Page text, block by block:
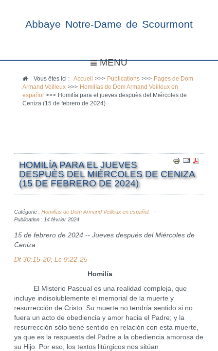
Abbaye Notre-Dame de Scourmont
MENU
Vous êtes ici :Accueil >>> Publications >>> Pages de Dom
Armand Veilleux >>> Homilías de Dom Armand Veilleux en
español
>>> Homilía para el jueves despuès del Miércoles de
Ceniza (15 de febrero de 2024)
HOMILÍA PARA EL JUEVES
DESPUÈS DEL MIÉRCOLES DE CENIZA
(15 DE FEBRERO DE 2024)
Catégorie : Homilías de Dom Armand Veilleux en español.
Publication : 14 février 2024
15 de febrero de 2024 -- Jueves después del Miércoles de
Ceniza
Dt 30:15-20; Lc 9:22-25
Homilía
El Misterio Pascual es una realidad compleja, que
incluye indisolublemente el memorial de la muerte y
resurrección de Cristo. Su muerte no tendría sentido si no
fuera un acto de obediencia y amor hacia el Padre; y la
resurrección sólo tiene sentido en relación con esta muerte,
ya que es la respuesta del Padre a la obediencia amorosa de
su Hijo. Por eso, los textos litúrgicos nos sitúan